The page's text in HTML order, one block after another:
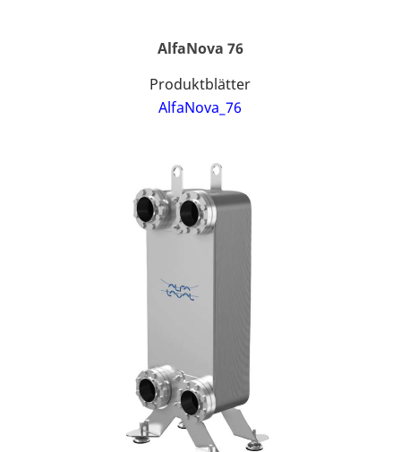
AlfaNova 76
Produktblätter
AlfaNova_76